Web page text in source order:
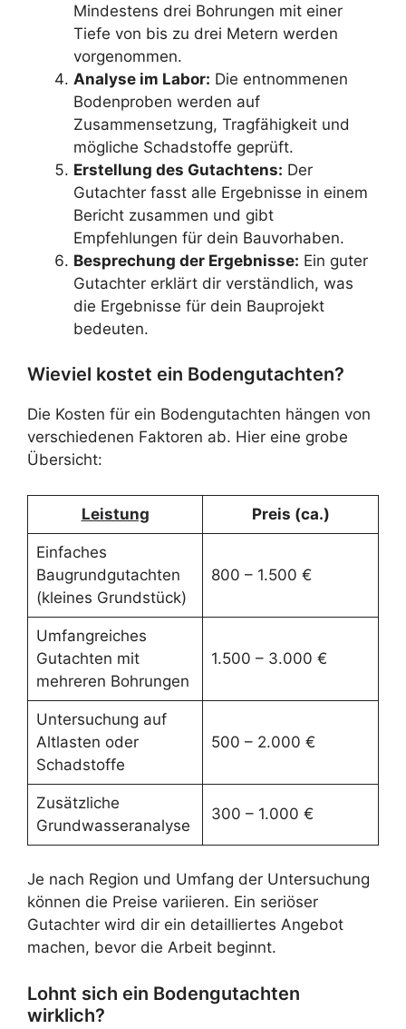
Mindestens drei Bohrungen mit einer
Tiefe von bis zu drei Metern werden
vorgenommen.
Analyse im Labor: Die entnommenen
Bodenproben werden auf
Zusammensetzung, Tragfähigkeit und
mögliche Schadstoffe geprüft.
Erstellung des Gutachtens: Der
Gutachter fasst alle Ergebnisse in einem
Bericht zusammen und gibt
Empfehlungen für dein Bauvorhaben.
Besprechung der Ergebnisse: Ein guter
Gutachter erklärt dir verständlich, was
die Ergebnisse für dein Bauprojekt
bedeuten.
Wieviel kostet ein Bodengutachten?
Die Kosten für ein Bodengutachten hängen von
verschiedenen Faktoren ab. Hier eine grobe
Übersicht:
Leistung Preis (ca.)
Einfaches
Baugrundgutachten
(kleines Grundstück)
800 – 1.500 €
Umfangreiches
Gutachten mit
mehreren Bohrungen
1.500 – 3.000 €
Untersuchung auf
Altlasten oder
Schadstoffe
500 – 2.000 €
Zusätzliche
Grundwasseranalyse
300 – 1.000 €
Je nach Region und Umfang der Untersuchung
können die Preise variieren. Ein seriöser
Gutachter wird dir ein detailliertes Angebot
machen, bevor die Arbeit beginnt.
Lohnt sich ein Bodengutachten
wirklich?